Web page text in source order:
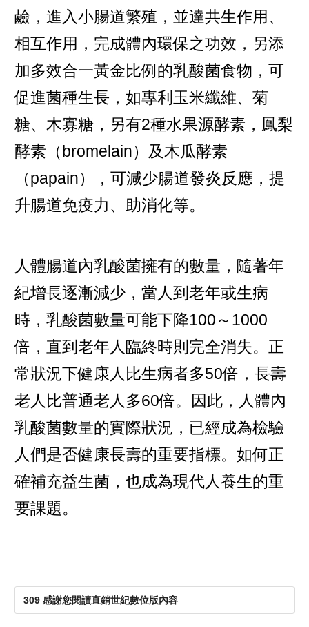
鹼，進入小腸道繁殖，並達共生作用、
相互作用，完成體內環保之功效，另添
加多效合一黃金比例的乳酸菌食物，可
促進菌種生長，如專利玉米纖維、菊
糖、木寡糖，另有2種水果源酵素，鳳梨
酵素（bromelain）及木瓜酵素
（papain），可減少腸道發炎反應，提
升腸道免疫力、助消化等。
人體腸道內乳酸菌擁有的數量，隨著年
紀增長逐漸減少，當人到老年或生病
時，乳酸菌數量可能下降100～1000
倍，直到老年人臨終時則完全消失。正
常狀況下健康人比生病者多50倍，長壽
老人比普通老人多60倍。因此，人體內
乳酸菌數量的實際狀況，已經成為檢驗
人們是否健康長壽的重要指標。如何正
確補充益生菌，也成為現代人養生的重
要課題。
309 感謝您閱讀直銷世紀數位版內容